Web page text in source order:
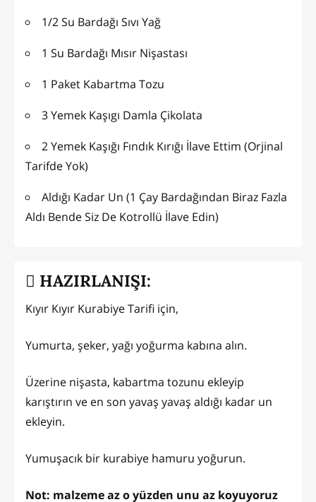
1/2 Su Bardağı Sıvı Yağ
1 Su Bardağı Mısır Nişastası
1 Paket Kabartma Tozu
3 Yemek Kaşıgı Damla Çikolata
2 Yemek Kaşığı Fındık Kırığı İlave Ettim (Orjinal
Tarifde Yok)
Aldığı Kadar Un (1 Çay Bardağından Biraz Fazla
Aldı Bende Siz De Kotrollü İlave Edin)
HAZIRLANIŞI:
Kıyır Kıyır Kurabiye Tarifi için,
Yumurta, şeker, yağı yoğurma kabına alın.
Üzerine nişasta, kabartma tozunu ekleyip
karıştırın ve en son yavaş yavaş aldığı kadar un
ekleyin.
Yumuşacık bir kurabiye hamuru yoğurun.
Not: malzeme az o yüzden unu az koyuyoruz